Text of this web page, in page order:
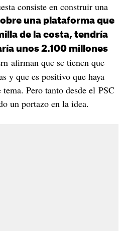
consiste en construir una
una plataforma que
de la costa, tendría
unos 2.100 millones
afirman que se tienen que
y que es positivo que haya
Pero tanto desde el PSC
un portazo en la idea.